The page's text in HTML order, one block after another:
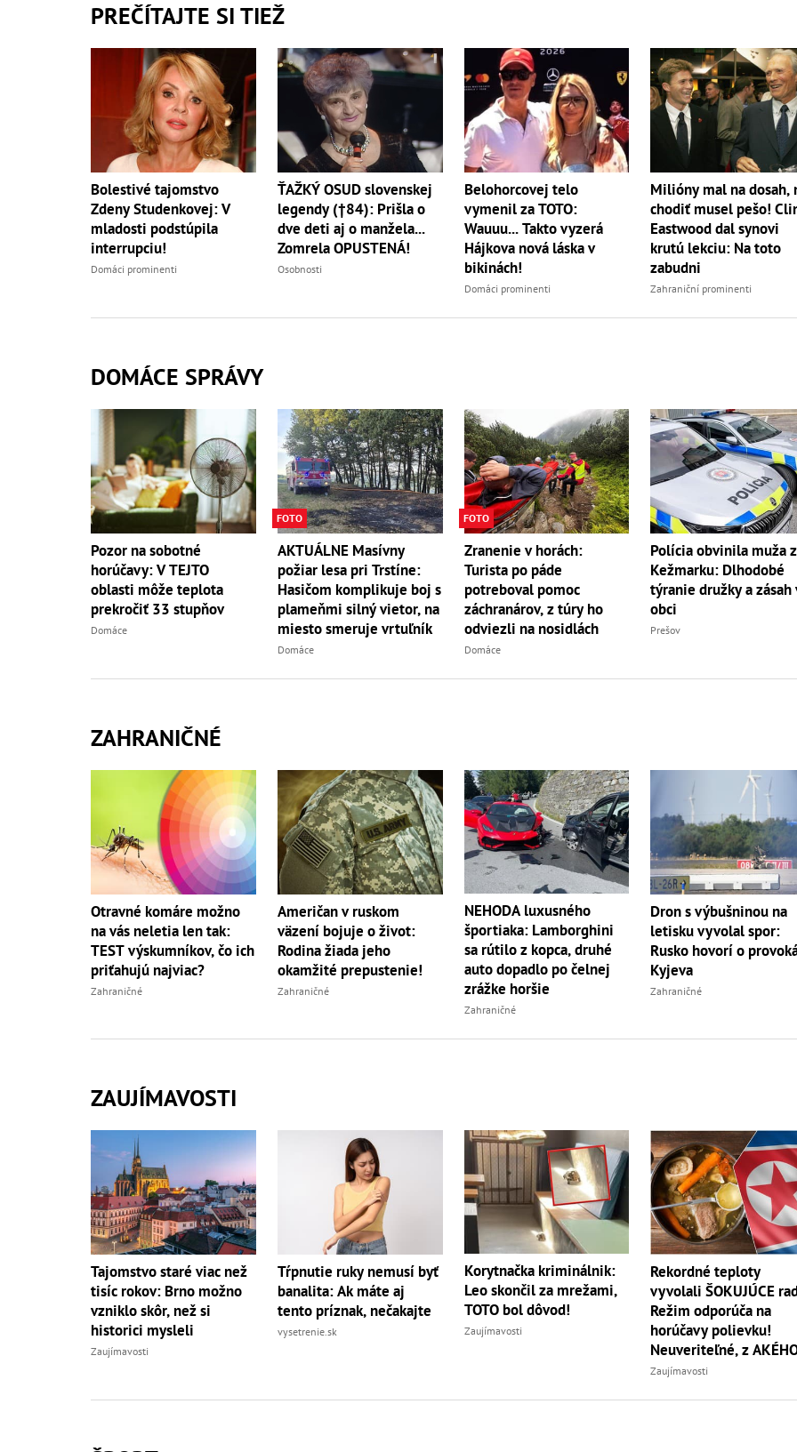
PREČÍTAJTE SI TIEŽ
Bolestivé tajomstvo
Zdeny Studenkovej: V
mladosti podstúpila
interrupciu!
Domáci prominenti
ŤAŽKÝ OSUD slovenskej
legendy (†84): Prišla o
dve deti aj o manžela...
Zomrela OPUSTENÁ!
Osobnosti
Belohorcovej telo
vymenil za TOTO:
Wauuu... Takto vyzerá
Hájkova nová láska v
bikinách!
Domáci prominenti
Milióny mal na dosah,
chodiť musel pešo!
Eastwood dal synovi
krutú lekciu: Na toto
zabudni
Zahraniční prominenti
DOMÁCE SPRÁVY
Pozor na sobotné
horúčavy: V TEJTO
oblasti môže teplota
prekročiť 33 stupňov
Domáce
FOTO
AKTUÁLNE Masívny
požiar lesa pri Trstíne:
Hasičom komplikuje boj s
plameňmi silný vietor, na
miesto smeruje vrtuľník
Domáce
FOTO
Zranenie v horách:
Turista po páde
potreboval pomoc
záchranárov, z túry ho
odviezli na nosidlách
Domáce
Polícia obvinila muža z
Kežmarku: Dlhodobé
týranie družky a zásah
obci
Prešov
ZAHRANIČNÉ
Otravné komáre možno
na vás neletia len tak:
TEST výskumníkov, čo ich
priťahujú najviac?
Zahraničné
Američan v ruskom
väzení bojuje o život:
Rodina žiada jeho
okamžité prepustenie!
Zahraničné
NEHODA luxusného
športiaka: Lamborghini
sa rútilo z kopca, druhé
auto dopadlo po čelnej
zrážke horšie
Zahraničné
Dron s výbušninou na
letisku vyvolal spor:
Rusko hovorí o
Kyjeva
Zahraničné
ZAUJÍMAVOSTI
Tajomstvo staré viac než
tisíc rokov: Brno možno
vzniklo skôr, než si
historici mysleli
Zaujímavosti
Tŕpnutie ruky nemusí byť
banalita: Ak máte aj
tento príznak, nečakajte
vysetrenie.sk
Korytnačka kriminálnik:
Leo skončil za mrežami,
TOTO bol dôvod!
Zaujímavosti
Rekordné teploty
vyvolali ŠOKUJÚCE
Režim odporúča na
horúčavy polievku!
Neuveriteľné, z
zvierata
Zaujímavosti